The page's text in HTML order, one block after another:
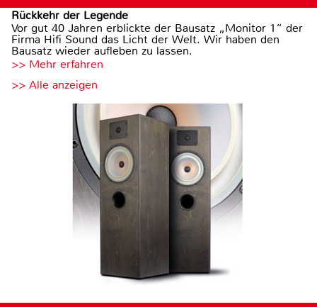
Rückkehr der Legende
Vor gut 40 Jahren erblickte der Bausatz „Monitor 1“ der
Firma Hifi Sound das Licht der Welt. Wir haben den
Bausatz wieder aufleben zu lassen.
>> Mehr erfahren
>> Alle anzeigen